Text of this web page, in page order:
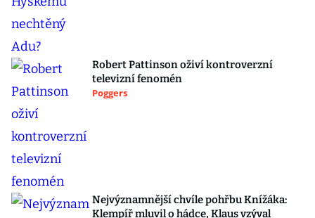
Robert Pattinson oživí kontroverzní
televizní fenomén
Poggers
Nejvýznamnější chvíle pohřbu Knížáka:
Klempíř mluvil o hádce, Klaus vzýval